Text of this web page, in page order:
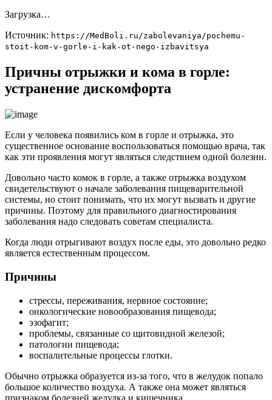
Загрузка…
Источник: https://MedBoli.ru/zabolevaniya/pochemu-
stoit-kom-v-gorle-i-kak-ot-nego-izbavitsya
Причны отрыжки и кома в горле:
устранение дискомфорта
Если у человека появились ком в горле и отрыжка, это
существенное основание воспользоваться помощью врача, так
как эти проявления могут являться следствием одной болезни.
Довольно часто комок в горле, а также отрыжка воздухом
свидетельствуют о начале заболевания пищеварительной
системы, но стоит понимать, что их могут вызвать и другие
причины. Поэтому для правильного диагностирования
заболевания надо следовать советам специалиста.
Когда люди отрыгивают воздух после еды, это довольно редко
является естественным процессом.
Причины
стрессы, переживания, нервное состояние;
онкологические новообразования пищевода;
эзофагит;
проблемы, связанные со щитовидной железой;
патологии пищевода;
воспалительные процессы глотки.
Обычно отрыжка образуется из-за того, что в желудок попало
большое количество воздуха. А также она может являться
признаком болезней желудка и кишечника.